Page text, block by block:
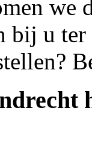
we
bij u ter